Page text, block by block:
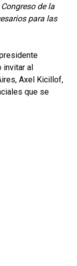
de la
para las
al
Axel Kicillof,
que se